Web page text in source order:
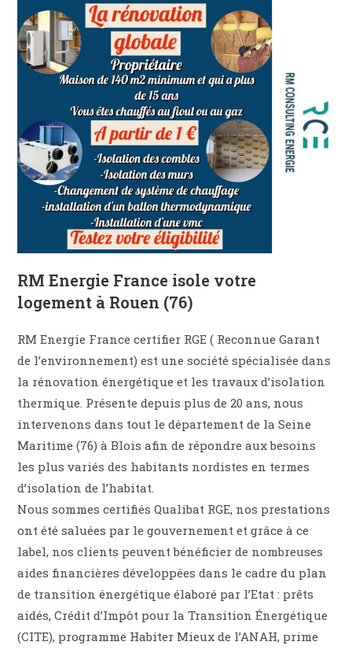
RM Energie France isole votre
logement à Rouen (76)
RM Energie France certifier RGE ( Reconnue Garant
de l’environnement) est une société spécialisée dans
la rénovation énergétique et les travaux d’isolation
thermique. Présente depuis plus de 20 ans, nous
intervenons dans tout le département de la Seine
Maritime (76) à Blois afin de répondre aux besoins
les plus variés des habitants nordistes en termes
d’isolation de l’habitat.
Nous sommes certifiés Qualibat RGE, nos prestations
ont été saluées par le gouvernement et grâce à ce
label, nos clients peuvent bénéficier de nombreuses
aides financières développées dans le cadre du plan
de transition énergétique élaboré par l’Etat : prêts
aidés, Crédit d’Impôt pour la Transition Énergétique
(CITE), programme Habiter Mieux de l’ANAH, prime